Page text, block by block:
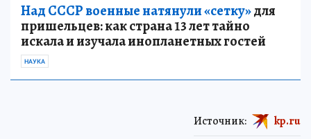
Над СССР военные натянули «сетку»для
пришельцев: как страна 13 лет тайно
искала и изучала инопланетных гостей
НАУКА
Источник: kp.ru